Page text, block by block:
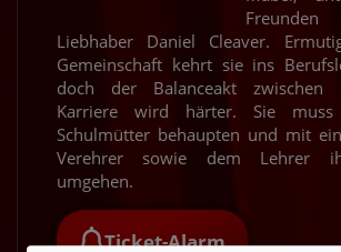
Liebhaber Daniel Cleaver.
Gemeinschaft kehrt sie ins
doch der Balanceakt zwischen
Karriere wird härter. Sie muss
Schulmütter behaupten und mit
Verehrer sowie dem Lehrer
umgehen.
Ticket-Alarm